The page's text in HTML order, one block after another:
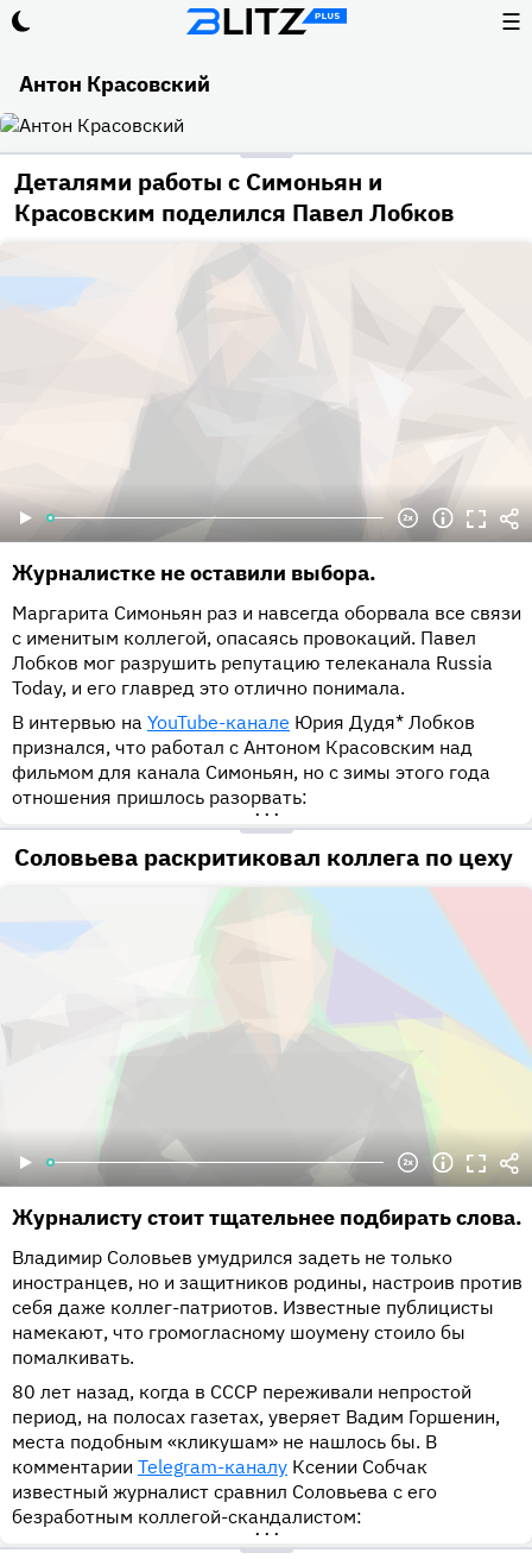
☰
Антон Красовский
Деталями работы с Симоньян и
Красовским поделился Павел Лобков
Журналистке не оставили выбора.
Маргарита Симоньян раз и навсегда оборвала все связи
с именитым коллегой, опасаясь провокаций. Павел
Лобков мог разрушить репутацию телеканала Russia
Today, и его главред это отлично понимала.
В интервью на YouTube-канале Юрия Дудя* Лобков
признался, что работал с Антоном Красовским над
фильмом для канала Симоньян, но с зимы этого года
отношения пришлось разорвать:
•••
Соловьева раскритиковал коллега по цеху
Журналисту стоит тщательнее подбирать слова.
Владимир Соловьев умудрился задеть не только
иностранцев, но и защитников родины, настроив против
себя даже коллег-патриотов. Известные публицисты
намекают, что громогласному шоумену стоило бы
помалкивать.
80 лет назад, когда в СССР переживали непростой
период, на полосах газетах, уверяет Вадим Горшенин,
места подобным «кликушам» не нашлось бы. В
комментарии Telegram-каналу Ксении Собчак
известный журналист сравнил Соловьева с его
безработным коллегой-скандалистом:
•••